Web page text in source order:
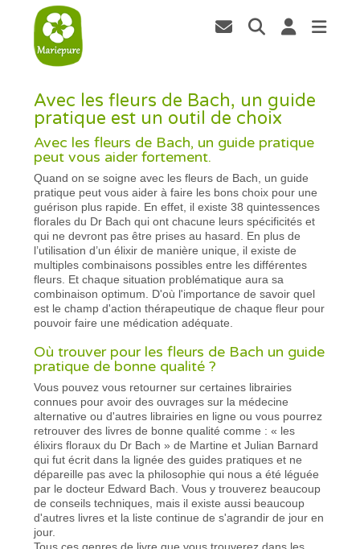
Avec les fleurs de Bach, un guide
pratique est un outil de choix
Avec les fleurs de Bach, un guide pratique
peut vous aider fortement.
Quand on se soigne avec les fleurs de Bach, un guide
pratique peut vous aider à faire les bons choix pour une
guérison plus rapide. En effet, il existe 38 quintessences
florales du Dr Bach qui ont chacune leurs spécificités et
qui ne devront pas être prises au hasard. En plus de
l’utilisation d’un élixir de manière unique, il existe de
multiples combinaisons possibles entre les différentes
fleurs. Et chaque situation problématique aura sa
combinaison optimum. D'où l'importance de savoir quel
est le champ d'action thérapeutique de chaque fleur pour
pouvoir faire une médication adéquate.
Où trouver pour les fleurs de Bach un guide
pratique de bonne qualité ?
Vous pouvez vous retourner sur certaines librairies
connues pour avoir des ouvrages sur la médecine
alternative ou d'autres librairies en ligne ou vous pourrez
retrouver des livres de bonne qualité comme : « les
élixirs floraux du Dr Bach » de Martine et Julian Barnard
qui fut écrit dans la lignée des guides pratiques et ne
dépareille pas avec la philosophie qui nous a été léguée
par le docteur Edward Bach. Vous y trouverez beaucoup
de conseils techniques, mais il existe aussi beaucoup
d'autres livres et la liste continue de s'agrandir de jour en
jour.
Tous ces genres de livre que vous trouverez dans les